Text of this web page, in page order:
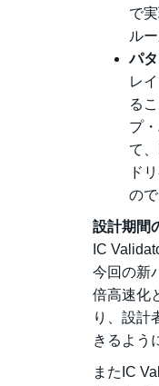
で
ル
パ
レ
る
プ
て
ド
ので
設計期間
IC
今回の新
倍高速化
り、設計
きるよう
またIC